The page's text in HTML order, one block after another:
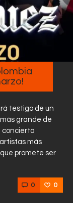
testigo de un
grande de
concierto
más
promete ser
0 0